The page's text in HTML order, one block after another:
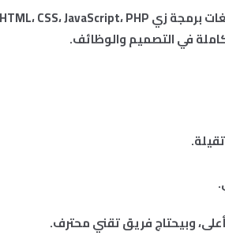
في التصميم والوظائف.
وبيحتاج فريق تقني محترف.